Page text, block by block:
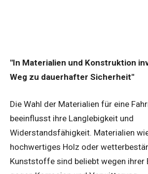
"In Materialien und Konstruktion
Weg zu dauerhafter Sicherheit"
Die Wahl der Materialien für eine
beeinflusst ihre Langlebigkeit und
Widerstandsfähigkeit. Materialien
hochwertiges Holz oder
Kunststoffe sind beliebt wegen ihrer